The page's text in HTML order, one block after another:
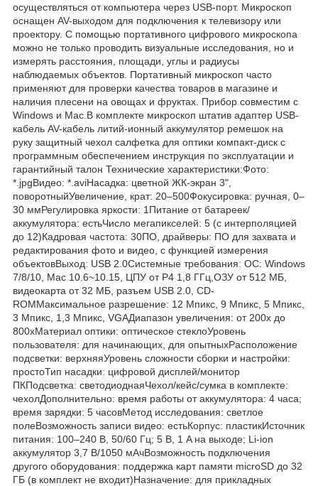
осуществляться от компьютера через USB-порт. Микроскоп
оснащен AV-выходом для подключения к телевизору или
проектору. С помощью портативного цифрового микроскопа
можно не только проводить визуальные исследования, но и
измерять расстояния, площади, углы и радиусы
наблюдаемых объектов. Портативный микроскоп часто
применяют для проверки качества товаров в магазине и
наличия плесени на овощах и фруктах. Прибор совместим с
Windows и Mac.В комплекте микроскоп штатив адаптер USB-
кабель AV-кабель литий-ионный аккумулятор ремешок на
руку защитный чехол салфетка для оптики компакт-диск с
программным обеспечением инструкция по эксплуатации и
гарантийный талон Технические характеристики:Фото:
*.jpgВидео: *.aviНасадка: цветной ЖК-экран 3",
поворотныйУвеличение, крат: 20–500Фокусировка: ручная, 0–
30 ммРегулировка яркости: 1Питание от батареек/
аккумулятора: естьЧисло мегапикселей: 5 (с интерполяцией
до 12)Кадровая частота: 30ПО, драйверы: ПО для захвата и
редактирования фото и видео, с функцией измерения
объектовВыход: USB 2.0Системные требования: ОС: Windows
7/8/10, Mac 10.6~10.15, ЦПУ от P4 1,8 ГГц,ОЗУ от 512 МБ,
видеокарта от 32 МБ, разъем USB 2.0, CD-
ROMМаксимальное разрешение: 12 Mпикс, 9 Mпикс, 5 Mпикс,
3 Mпикс, 1,3 Mпикс, VGAДиапазон увеличения: от 200х до
800хМатериал оптики: оптическое стеклоУровень
пользователя: для начинающих, для опытныхРасположение
подсветки: верхняяУровень сложности сборки и настройки:
простоТип насадки: цифровой дисплей/монитор
ПКПодсветка: светодиоднаяЧехол/кейс/сумка в комплекте:
чехолДополнительно: время работы от аккумулятора: 4 часа;
время зарядки: 5 часовМетод исследования: светлое
полеВозможность записи видео: естьКорпус: пластикИсточник
питания: 100–240 В, 50/60 Гц; 5 В, 1 A на выходе; Li-ion
аккумулятор 3,7 В/1050 мАчВозможность подключения
другого оборудования: поддержка карт памяти microSD до 32
ГБ (в комплект не входит)Назначение: для прикладных